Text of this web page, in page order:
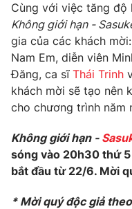
Giải sao mai
Làm đẹp
Chất lượng cuộc sống
Tuyển sinh
Học trực tuyến
Công nghệ
Hitech Công nghệ
Sản phẩm
Tư vấn
Giao lưu trực tuyến
Lịch phát sóng
Chuyên mục khác
Cùng với việc tăng độ
Không giới hạn -
gia của các khách
Nam Em, diễn viên
Đăng, ca sĩ Thái Trinh
khách mời sẽ tạo nên
cho chương trình năm
Không giới hạn -
sóng vào 20h30 thứ
bắt đầu từ 22/6. Mời
* Mời quý độc giả